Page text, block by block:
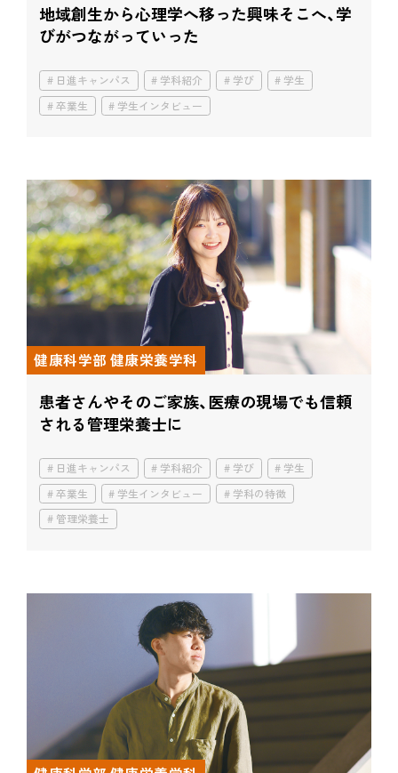
地域創生から心理学へ移った興味そこへ、学
びがつながっていった
日進キャンパス 学科紹介 学び
学生
卒業生
学生インタビュー
健康科学部 健康栄養学科
患者さんやそのご家族、医療の現場でも信頼
される管理栄養士に
日進キャンパス 学科紹介 学び
学生
卒業生
学生インタビュー
学科の特徴
管理栄養士